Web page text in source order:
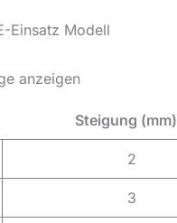
Einsatz Modell
anzeigen
Steigung (mm)
2
3